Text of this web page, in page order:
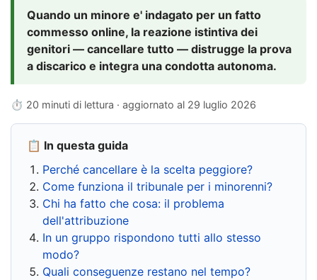
Quando un minore e' indagato per un fatto
commesso online, la reazione istintiva dei
genitori — cancellare tutto — distrugge la prova
a discarico e integra una condotta autonoma.
⏱ 20 minuti di lettura · aggiornato al 29 luglio 2026
📋 In questa guida
Perché cancellare è la scelta peggiore?
Come funziona il tribunale per i minorenni?
Chi ha fatto che cosa: il problema
dell'attribuzione
In un gruppo rispondono tutti allo stesso
modo?
Quali conseguenze restano nel tempo?